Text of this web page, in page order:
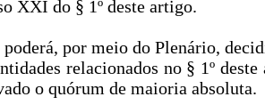
XXI do § 1º deste artigo.
por meio do Plenário,
relacionados no § 1º
o quórum de maioria absoluta.